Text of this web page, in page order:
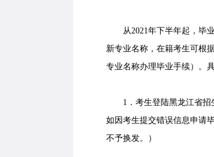
从2021年下半年起，毕业
新专业名称，在籍考生可根
专业名称办理毕业手续）。
1．考生登陆黑龙江省招
如因考生提交错误信息申请
不予换发。）